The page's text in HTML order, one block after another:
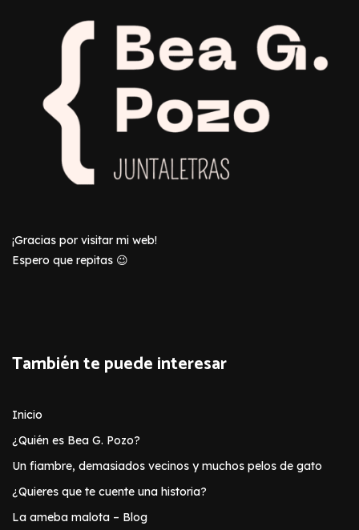
¡Gracias por visitar mi web!
Espero que repitas 😉
También te puede interesar
Inicio
¿Quién es Bea G. Pozo?
Un fiambre, demasiados vecinos y muchos pelos de gato
¿Quieres que te cuente una historia?
La ameba malota – Blog